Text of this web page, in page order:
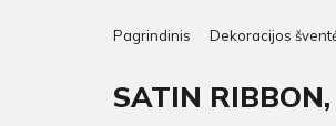
Pagrindinis Dekoracijos
SATIN